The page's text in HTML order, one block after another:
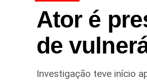
Ator é
de
Investigação teve início